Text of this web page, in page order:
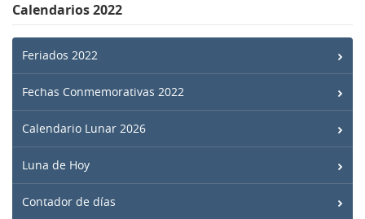
Calendarios 2022
Feriados 2022
Fechas Conmemorativas 2022
Calendario Lunar 2026
Luna de Hoy
Contador de días